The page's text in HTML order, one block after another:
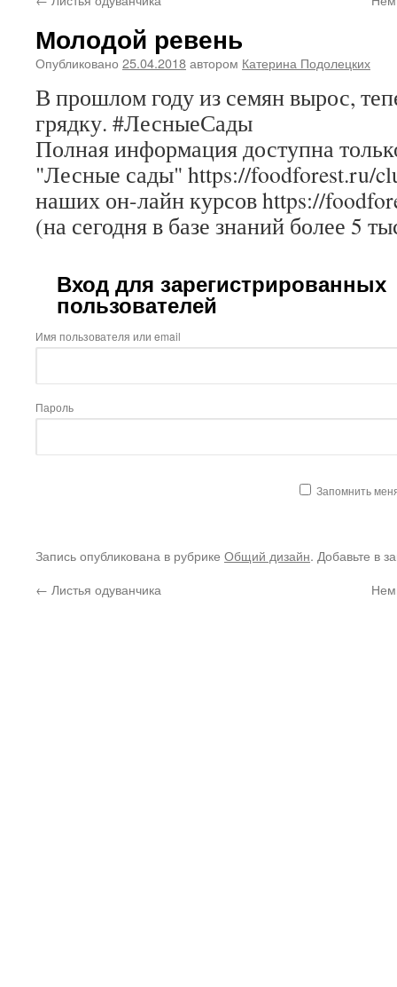
Молодой ревень
Опубликовано 25.04.2018автором Катерина Подолецких
В прошлом году из семян вырос,
грядку. #ЛесныеСады
Полная информация доступна
"Лесные сады" https://foodforest.ru/
наших он-лайн курсов https://
(на сегодня в базе знаний более 5
Вход для зарегистрированных
пользователей
Имя пользователя или email
Пароль
Запомнить
Запись опубликована в рубрике Общий дизайн. Добавьте в
← Листья одуванчика